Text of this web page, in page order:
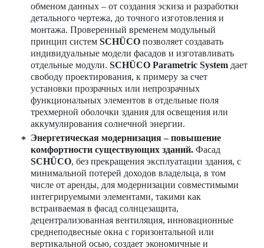
обменом данных – от создания эскиза и разработки
детального чертежа, до точного изготовления и
монтажа. Проверенный временем модульный
принцип систем SCHÜCO позволяет создавать
индивидуальные модели фасадов и изготавливать
отдельные модули. SCHÜCO Parametric System дает
свободу проектирования, к примеру за счет
установки прозрачных или непрозрачных
функциональных элементов в отдельные поля
трехмерной оболочки здания для освещения или
аккумулирования солнечной энергии.
Энергетическая модернизация – повышение
комфортности существующих зданий. Фасад
SCHÜCO, без прекращения эксплуатации здания, с
минимальной потерей доходов владельца, в том
числе от аренды, для модернизации совместимыми
интегрируемыми элементами, такими как
встраиваемая в фасад солнцезащита,
децентрализованная вентиляция, инновационные
среднеподвесные окна с горизонтальной или
вертикальной осью, создает экономичные и